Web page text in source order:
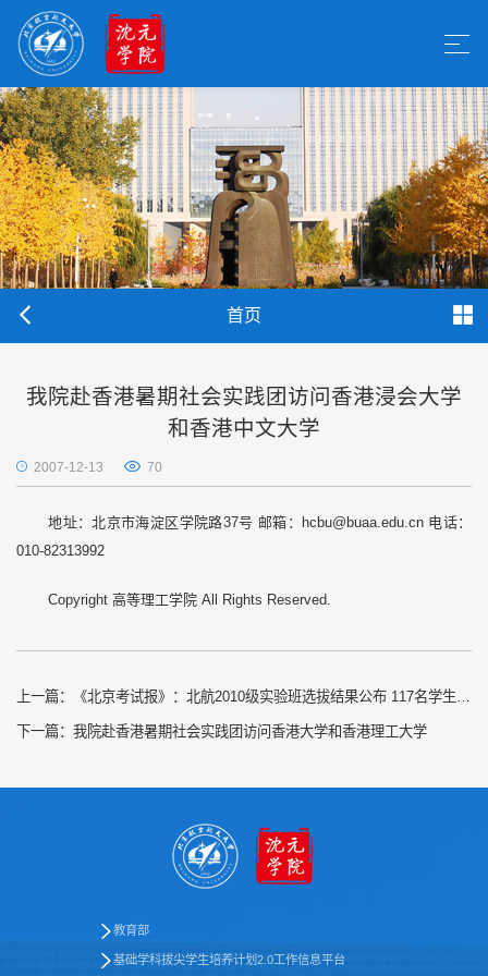
首页
我院赴香港暑期社会实践团访问香港浸会大学
和香港中文大学
2007-12-13 70
地址：北京市海淀区学院路37号 邮箱：hcbu@buaa.edu.cn 电话：
010-82313992
Copyright 高等理工学院 All Rights Reserved.
上一篇： 《北京考试报》：北航2010级实验班选拔结果公布 117名学生入选
下一篇： 我院赴香港暑期社会实践团访问香港大学和香港理工大学
教育部
基础学科拔尖学生培养计划2.0工作信息平台